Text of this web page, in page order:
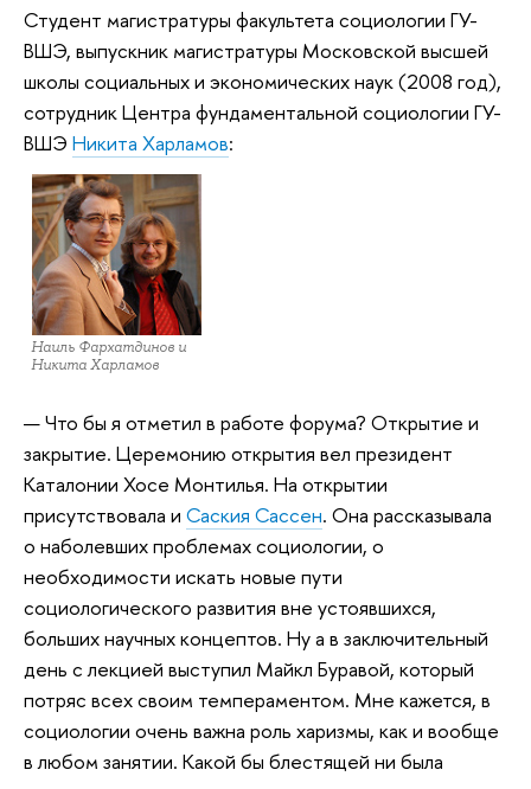
Студент магистратуры факультета социологии ГУ-
ВШЭ, выпускник магистратуры Московской высшей
школы социальных и экономических наук (2008 год),
сотрудник Центра фундаментальной социологии ГУ-
ВШЭ Никита Харламов:
Наиль Фархатдинов и
Никита Харламов
— Что бы я отметил в работе форума? Открытие и
закрытие. Церемонию открытия вел президент
Каталонии Хосе Монтилья. На открытии
присутствовала и Саския Сассен. Она рассказывала
о наболевших проблемах социологии, о
необходимости искать новые пути
социологического развития вне устоявшихся,
больших научных концептов. Ну а в заключительный
день с лекцией выступил Майкл Буравой, который
потряс всех своим темпераментом. Мне кажется, в
социологии очень важна роль харизмы, как и вообще
в любом занятии. Какой бы блестящей ни была